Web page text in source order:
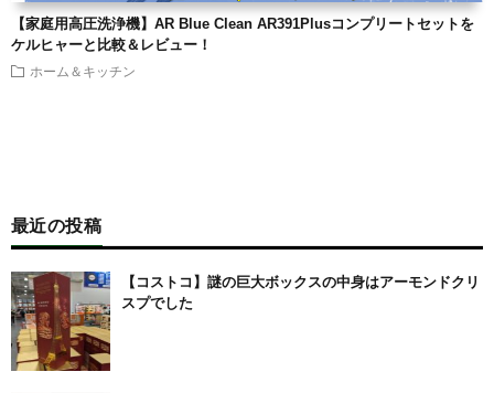
【家庭用高圧洗浄機】AR Blue Clean AR391Plusコンプリートセットを
ケルヒャーと比較＆レビュー！
ホーム＆キッチン
最近の投稿
【コストコ】謎の巨大ボックスの中身はアーモンドクリ
スプでした